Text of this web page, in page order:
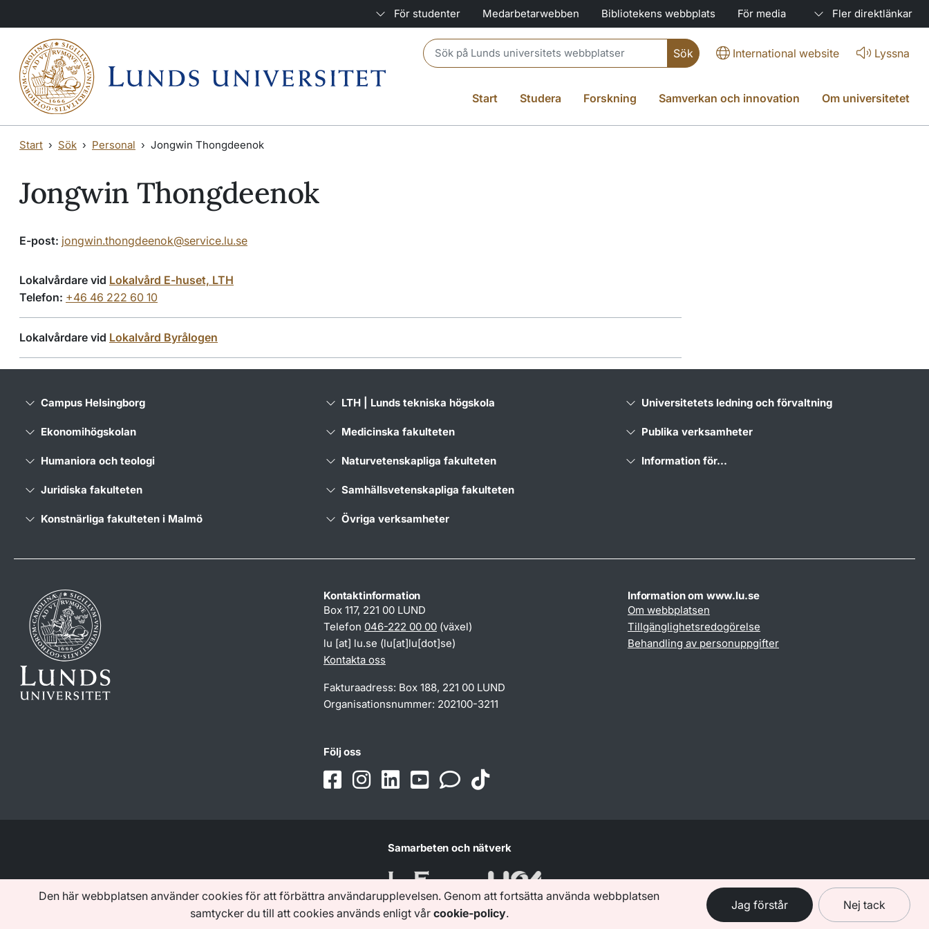
Den här webbplatsen använder cookies för att förbättra användarupplevelsen. Genom att fortsätta använda webbplatsen
samtycker du till att cookies används enligt vår cookie-policy.
Jag förstår Nej tack
För studenter Medarbetarwebben Bibliotekens webbplats För media Fler direktlänkar
Header search International website Lyssna
Start Studera Forskning Samverkan och innovation Om universitetet
Start Sök Personal Jongwin Thongdeenok
Jongwin Thongdeenok
E-post: jongwin.thongdeenok@service.lu.se
Lokalvårdare vid Lokalvård E-huset, LTH
Telefon: +46 46 222 60 10
Lokalvårdare vid Lokalvård Byrålogen
Campus Helsingborg
Ekonomihögskolan
Humaniora och teologi
Juridiska fakulteten
Konstnärliga fakulteten i Malmö
LTH | Lunds tekniska högskola
Medicinska fakulteten
Naturvetenskapliga fakulteten
Samhällsvetenskapliga fakulteten
Övriga verksamheter
Universitetets ledning och förvaltning
Publika verksamheter
Information för...
Kontaktinformation
Box 117, 221 00 LUND
Telefon 046-222 00 00 (växel)
lu [at] lu.se (lu[at]lu[dot]se)
Kontakta oss
Fakturaadress: Box 188, 221 00 LUND
Organisationsnummer: 202100-3211
Information om www.lu.se
Om webbplatsen
Tillgänglighetsredogörelse
Behandling av personuppgifter
Följ oss
Samarbeten och nätverk